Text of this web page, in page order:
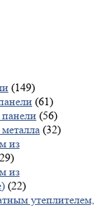
(149)
(61)
(56)
(32)
из
из
(22)
утеплителем,